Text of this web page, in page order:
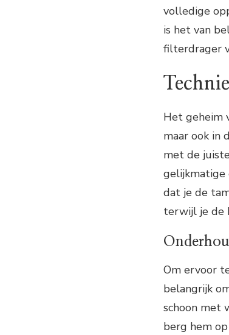
volledige
is het van
filterdrager
Het geheim
maar ook in
met de
gelijkmatige
dat je de
terwijl je de
Om ervoor
belangrijk
schoon met
berg hem